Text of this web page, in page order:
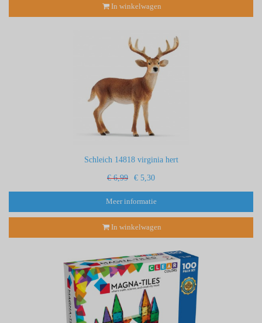
In winkelwagen
Schleich 14818 virginia hert
€ 6,99 € 5,30
Meer informatie
In winkelwagen